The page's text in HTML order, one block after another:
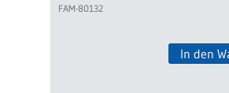
FAM-80132
In den